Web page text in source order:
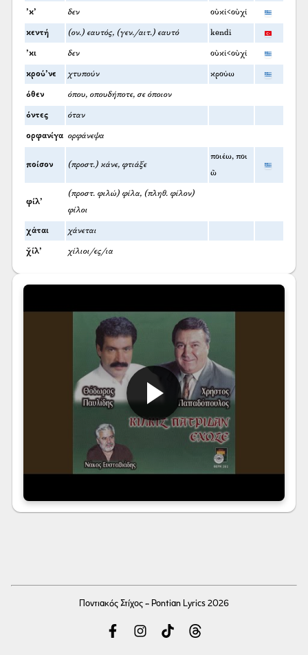
’κ’ δεν οὐκί<οὐχί
κεντή (ον.) εαυτός, (γεν./αιτ.) εαυτό kendi
’κι δεν οὐκί<οὐχί
κρού’νε χτυπούν κρούω
όθεν όπου, οπουδήποτε, σε όποιον
όντες όταν
ορφανίγα ορφάνεψα
ποίσον (προστ.) κάνε, φτιάξε
ποιέω, ποι
ῶ
φίλ’
(προστ. φιλώ) φίλα, (πληθ. φίλον)
φίλοι
χάται χάνεται
χ̌ίλ’ χίλιοι/ες/ια
Ποντιακός Στίχος - Pontian Lyrics 2026